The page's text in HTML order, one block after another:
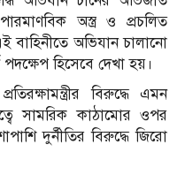
অস্ত্র ও প্রচলিত
বাহিনীতে অভিযান চালানো
হিসেবে দেখা হয়।
বিরুদ্ধে এমন
সামরিক কাঠামোর ওপর
দুর্নীতির বিরুদ্ধে জিরো